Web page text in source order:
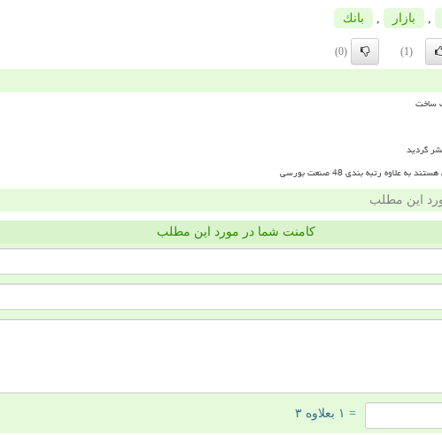
بازار بانك
(1)
(0)
گردید
رتبه بندی 48 صنعت بورسی
این مطلب
کامنت شما در مورد این مطلب
= ۱ بعلاوه ۳